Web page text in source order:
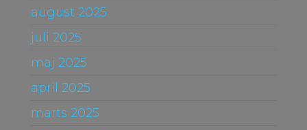
august 2025
juli 2025
maj 2025
april 2025
marts 2025